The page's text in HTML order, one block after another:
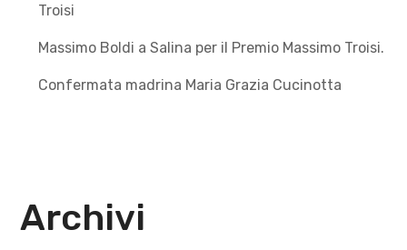
Troisi
Massimo Boldi a Salina per il Premio Massimo Troisi.
Confermata madrina Maria Grazia Cucinotta
Archivi